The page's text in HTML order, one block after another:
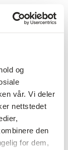
og
vår. Vi deler
nettstedet
den
for dem,